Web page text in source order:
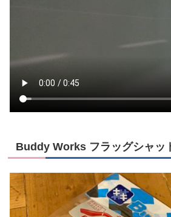
Buddy Works フラッグシャッ